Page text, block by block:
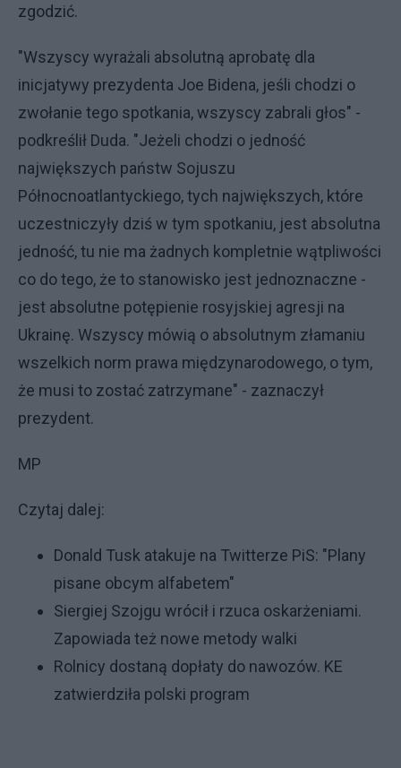
zgodzić.
"Wszyscy wyrażali absolutną aprobatę dla
inicjatywy prezydenta Joe Bidena, jeśli chodzi o
zwołanie tego spotkania, wszyscy zabrali głos" -
podkreślił Duda. "Jeżeli chodzi o jedność
największych państw Sojuszu
Północnoatlantyckiego, tych największych, które
uczestniczyły dziś w tym spotkaniu, jest absolutna
jedność, tu nie ma żadnych kompletnie wątpliwości
co do tego, że to stanowisko jest jednoznaczne -
jest absolutne potępienie rosyjskiej agresji na
Ukrainę. Wszyscy mówią o absolutnym złamaniu
wszelkich norm prawa międzynarodowego, o tym,
że musi to zostać zatrzymane" - zaznaczył
prezydent.
MP
Czytaj dalej:
Donald Tusk atakuje na Twitterze PiS: "Plany
pisane obcym alfabetem"
Siergiej Szojgu wrócił i rzuca oskarżeniami.
Zapowiada też nowe metody walki
Rolnicy dostaną dopłaty do nawozów. KE
zatwierdziła polski program